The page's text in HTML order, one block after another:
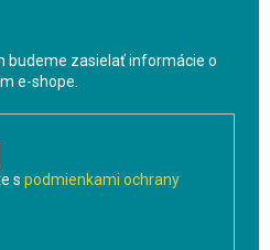
budeme zasielať informácie o
e-shope.
s podmienkami ochrany